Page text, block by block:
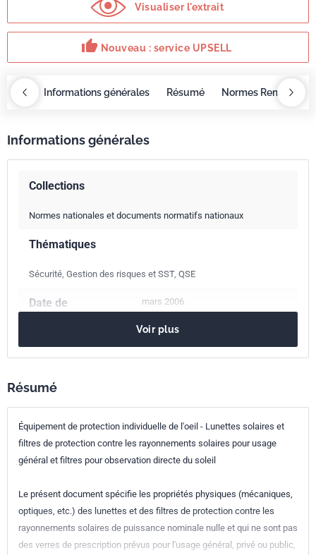
Visualiser l'extrait
thumb_up Nouveau : service UPSELL
Informations générales Résumé Normes
Informations générales
Collections
Normes nationales et documents normatifs nationaux
Thématiques
Sécurité, Gestion des risques et SST, QSE
Date de
mars 2006
Nombre de pages 44 p.
Référence
13.280Protection contre les rayonnements
13.340.20Matériel de protection de la tête
classement
Numéro de tirage 1 - février 2006
Voir plus
Résumé
Équipement de protection individuelle de l'oeil - Lunettes solaires et
filtres de protection contre les rayonnements solaires pour usage
général et filtres pour observation directe du soleil
Le présent document spécifie les propriétés physiques (mécaniques,
optiques, etc.) des lunettes et des filtres de protection contre les
rayonnements solaires de puissance nominale nulle et qui ne sont pas
des verres de prescription prévus pour l'usage général, privé ou public,